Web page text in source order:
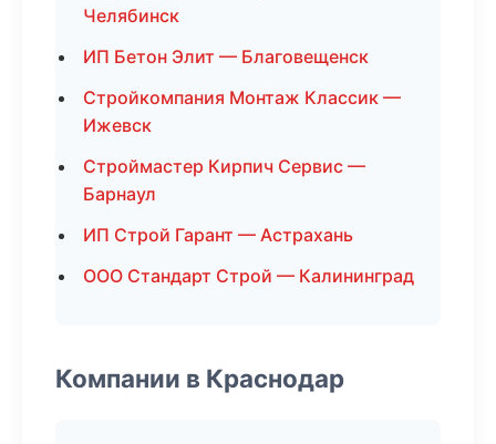
Челябинск
ИП Бетон Элит — Благовещенск
Стройкомпания Монтаж Классик —
Ижевск
Строймастер Кирпич Сервис —
Барнаул
ИП Строй Гарант — Астрахань
ООО Стандарт Строй — Калининград
Компании в Краснодар